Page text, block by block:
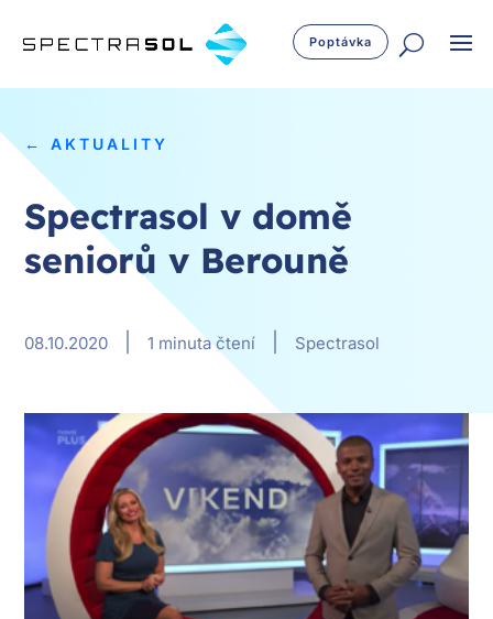
Poptávka
← AKTUALITY
Spectrasol v domě
seniorů v Berouně
08.10.2020 1 minuta čtení Spectrasol